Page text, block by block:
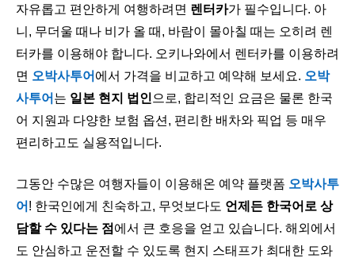
자유롭고 편안하게 여행하려면 렌터카가 필수입니다. 아
니, 무더울 때나 비가 올 때, 바람이 몰아칠 때는 오히려 렌
터카를 이용해야 합니다. 오키나와에서 렌터카를 이용하려
면 오박사투어 에서 가격을 비교하고 예약해 보세요. 오박
사투어 는 일본 현지 법인 으로, 합리적인 요금은 물론 한국
어 지원과 다양한 보험 옵션, 편리한 배차와 픽업 등 매우
편리하고도 실용적입니다.
그동안 수많은 여행자들이 이용해온 예약 플랫폼 오박사투
어 ! 한국인에게 친숙하고, 무엇보다도 언제든 한국어로 상
담할 수 있다는 점 에서 큰 호응을 얻고 있습니다. 해외에서
도 안심하고 운전할 수 있도록 현지 스태프가 최대한 도와